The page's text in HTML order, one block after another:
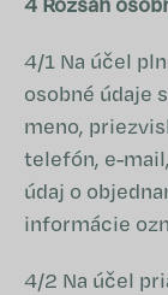
4/1 Na účel
osobné údaje
meno,
telefón, e-
údaj o
informácie
4/2 Na účel